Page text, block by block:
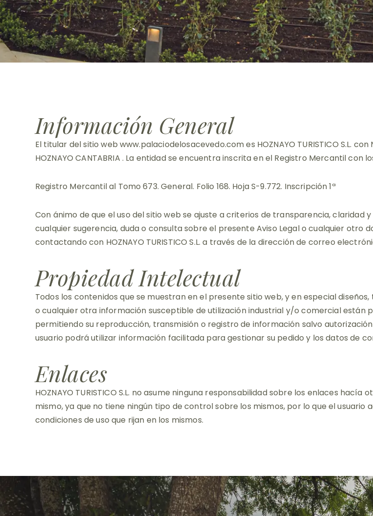
Información General
El titular del sitio web www.palaciodelosacevedo.com es HOZNAYO TURISTICO S.L. con
HOZNAYO CANTABRIA . La entidad se encuentra inscrita en el Registro Mercantil con
Registro Mercantil al Tomo 673. General. Folio 168. Hoja S-9.772. Inscripción 1ª
Con ánimo de que el uso del sitio web se ajuste a criterios de transparencia, claridad y
cualquier sugerencia, duda o consulta sobre el presente Aviso Legal o cualquier
contactando con HOZNAYO TURISTICO S.L. a través de la dirección de correo
Propiedad Intelectual
Todos los contenidos que se muestran en el presente sitio web, y en especial
o cualquier otra información susceptible de utilización industrial y/o comercial están
permitiendo su reproducción, transmisión o registro de información salvo autorización
usuario podrá utilizar información facilitada para gestionar su pedido y los datos de
Enlaces
HOZNAYO TURISTICO S.L. no asume ninguna responsabilidad sobre los enlaces
mismo, ya que no tiene ningún tipo de control sobre los mismos, por lo que el
condiciones de uso que rijan en los mismos.